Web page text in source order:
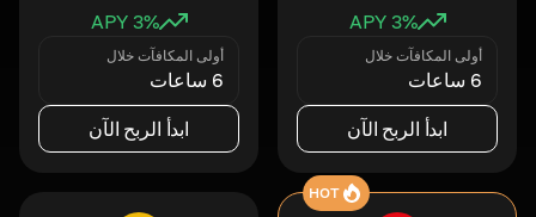
3% APY
أولى المكافآت خلال
6 ساعات
ابدأ الربح الآن
3% APY
أولى المكافآت خلال
6 ساعات
ابدأ الربح الآن
HOT